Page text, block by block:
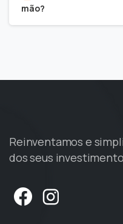
mão?
Reinventamos e
dos seus